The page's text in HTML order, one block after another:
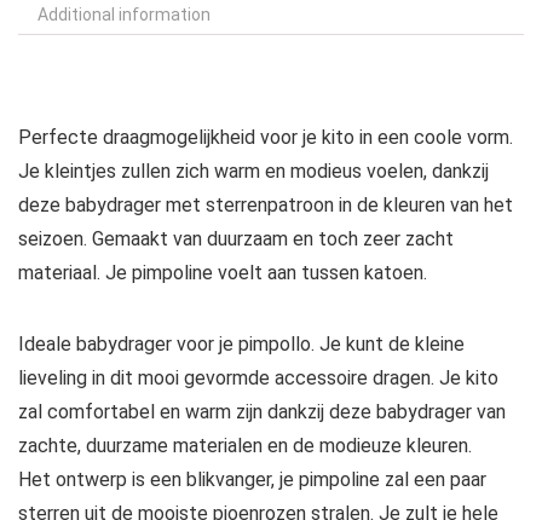
Additional information
Perfecte draagmogelijkheid voor je kito in een coole vorm.
Je kleintjes zullen zich warm en modieus voelen, dankzij
deze babydrager met sterrenpatroon in de kleuren van het
seizoen. Gemaakt van duurzaam en toch zeer zacht
materiaal. Je pimpoline voelt aan tussen katoen.
Ideale babydrager voor je pimpollo. Je kunt de kleine
lieveling in dit mooi gevormde accessoire dragen. Je kito
zal comfortabel en warm zijn dankzij deze babydrager van
zachte, duurzame materialen en de modieuze kleuren.
Het ontwerp is een blikvanger, je pimpoline zal een paar
sterren uit de mooiste pioenrozen stralen. Je zult je hele